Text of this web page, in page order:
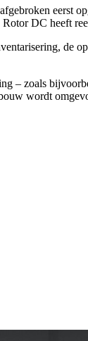
eerst
DC heeft
de
– zoals
wordt